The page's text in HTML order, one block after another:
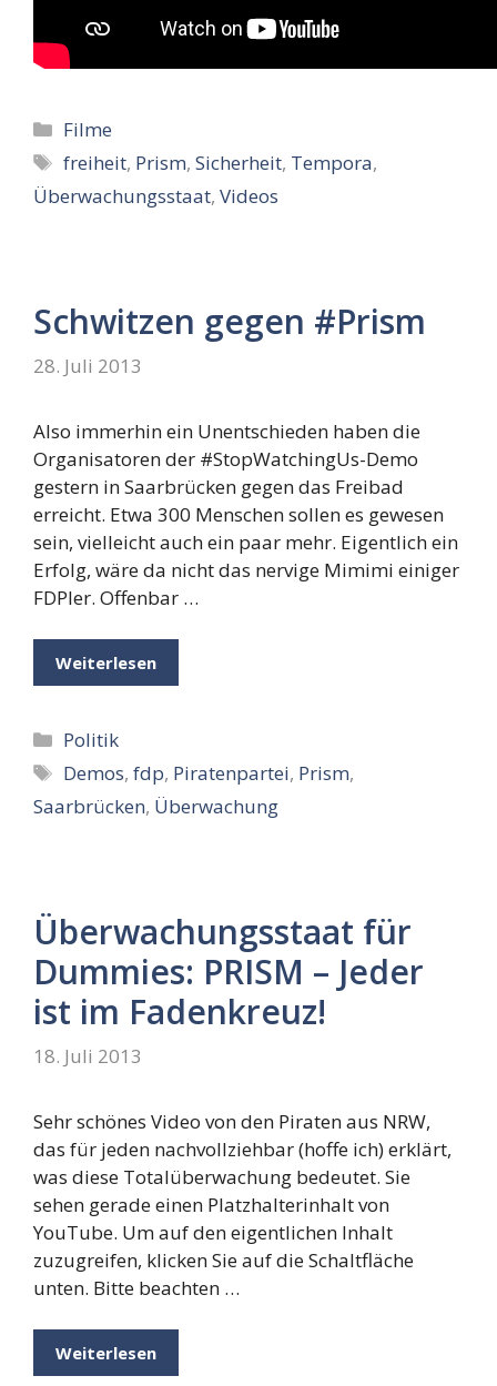
Kategorien
Filme
Schlagwörter
freiheit, Prism,Sicherheit, Tempora,
Überwachungsstaat, Videos
Schwitzen gegen #Prism
28. Juli 2013
Also immerhin ein Unentschieden haben die
Organisatoren der #StopWatchingUs-Demo
gestern in Saarbrücken gegen das Freibad
erreicht. Etwa 300 Menschen sollen es gewesen
sein, vielleicht auch ein paar mehr. Eigentlich ein
Erfolg, wäre da nicht das nervige Mimimi einiger
FDPler. Offenbar …
Weiterlesen
Kategorien
Politik
Schlagwörter
Demos,fdp, Piratenpartei, Prism,
Saarbrücken, Überwachung
Überwachungsstaat für
Dummies: PRISM – Jeder
ist im Fadenkreuz!
18. Juli 2013
Sehr schönes Video von den Piraten aus NRW,
das für jeden nachvollziehbar (hoffe ich) erklärt,
was diese Totalüberwachung bedeutet. Sie
sehen gerade einen Platzhalterinhalt von
YouTube. Um auf den eigentlichen Inhalt
zuzugreifen, klicken Sie auf die Schaltfläche
unten. Bitte beachten …
Weiterlesen